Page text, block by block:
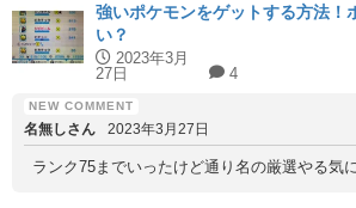
強いポケモンをゲットする方法！
い？
2023年3月
27日
4
名無しさん 2023年3月27日
ランク75までいったけど通り名の厳選やる気